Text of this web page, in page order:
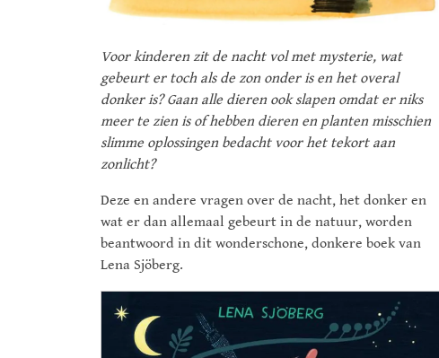
Voor kinderen zit de nacht vol met mysterie, wat
gebeurt er toch als de zon onder is en het overal
donker is? Gaan alle dieren ook slapen omdat er niks
meer te zien is of hebben dieren en planten misschien
slimme oplossingen bedacht voor het tekort aan
zonlicht?
Deze en andere vragen over de nacht, het donker en
wat er dan allemaal gebeurt in de natuur, worden
beantwoord in dit wonderschone, donkere boek van
Lena Sjöberg.